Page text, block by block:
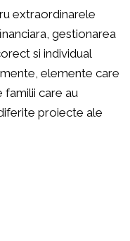
extraordinarele
gestionarea
si individual
elemente care
familii care au
proiecte ale